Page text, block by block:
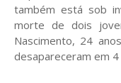
também está sob
morte de dois
Nascimento, 24
desapareceram em